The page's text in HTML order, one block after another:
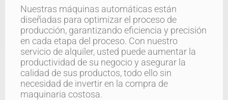
Nuestras máquinas automáticas están
diseñadas para optimizar el proceso de
producción, garantizando eficiencia y precisión
en cada etapa del proceso. Con nuestro
servicio de alquiler, usted puede aumentar la
productividad de su negocio y asegurar la
calidad de sus productos, todo ello sin
necesidad de invertir en la compra de
maquinaria costosa.